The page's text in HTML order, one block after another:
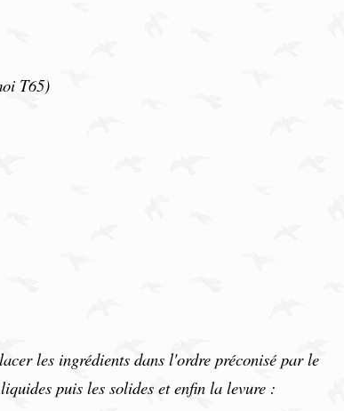
T65)
les ingrédients dans l'ordre préconisé par le
puis les solides et enfin la levure :